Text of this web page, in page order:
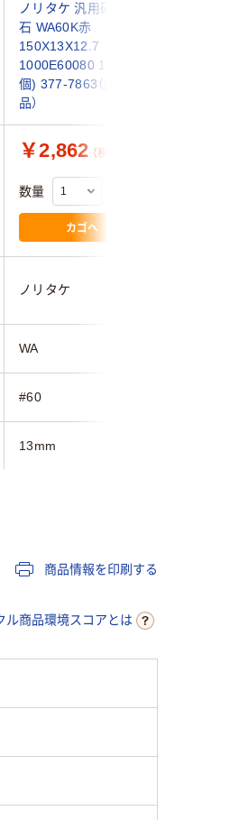
ノリタケ 汎用研削砥
石 WA60K赤
150X13X12.7
1000E60080 1枚(1
個) 377-7863（直送
品）
￥2,862 （税込）
数量
カゴへ
ノリタケ
WA
#60
13mm
商品情報を印刷する
ル商品環境スコアとは